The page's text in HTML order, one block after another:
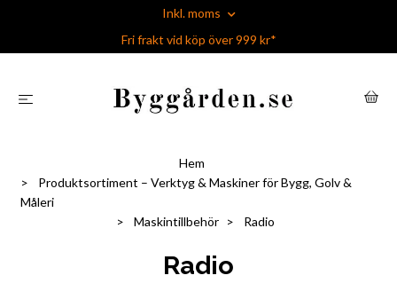
Inkl. moms
Fri frakt vid köp över 999 kr*
Hem
Produktsortiment – Verktyg & Maskiner för Bygg, Golv &
Måleri
Maskintillbehör
Radio
Radio